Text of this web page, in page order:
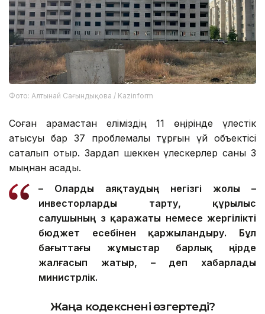
Фото: Алтынай Сағындықова / Kazinform
Соған қарамастан еліміздің 11 өңірінде үлестік
қатысуы бар 37 проблемалы тұрғын үй объектісі
сақталып отыр. Зардап шеккен үлескерлер саны 3
мыңнан асады.
– Оларды аяқтаудың негізгі жолы –
инвесторларды тарту, құрылыс
салушының өз қаражаты немесе жергілікті
бюджет есебінен қаржыландыру. Бұл
бағыттағы жұмыстар барлық өңірде
жалғасып жатыр, – деп хабарлады
министрлік.
Жаңа кодекснені өзгертеді?